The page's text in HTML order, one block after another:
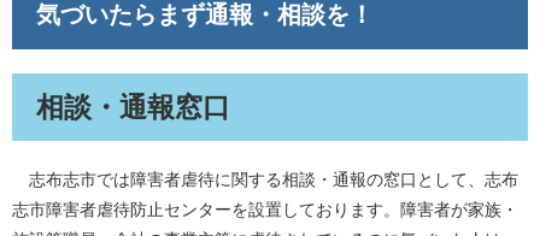
気づいたらまず通報・相談を！
相談・通報窓口
志布志市では障害者虐待に関する相談・通報の窓口として、志布
志市障害者虐待防止センターを設置しております。障害者が家族・